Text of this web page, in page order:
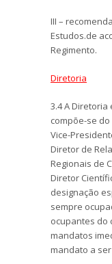
III –
Estudos.de
Regimento.
Diretoria
3.4 A Diretoria
compõe-se
Vice-
Diretor de
Regionais de
Diretor
designação
sempre
ocupantes do
mandatos
mandato a